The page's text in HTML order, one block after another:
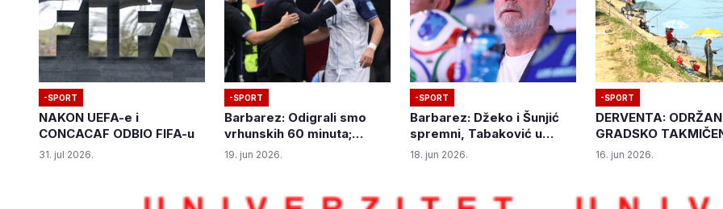
-SPORT
NAKON UEFA-e i
CONCACAF ODBIO FIFA-u
31. jul 2026.
-SPORT
Barbarez: Odigrali smo
vrhunskih 60 minuta;
Džeko: Golove smo primili
19. jun 2026.
-SPORT
Barbarez: Džeko i Šunjić
spremni, Tabaković u
konkurenciji, svaka
18. jun 2026.
-SPORT
DERVENTA:
GRADSKO
SPORTSKOM
16. jun 2026.